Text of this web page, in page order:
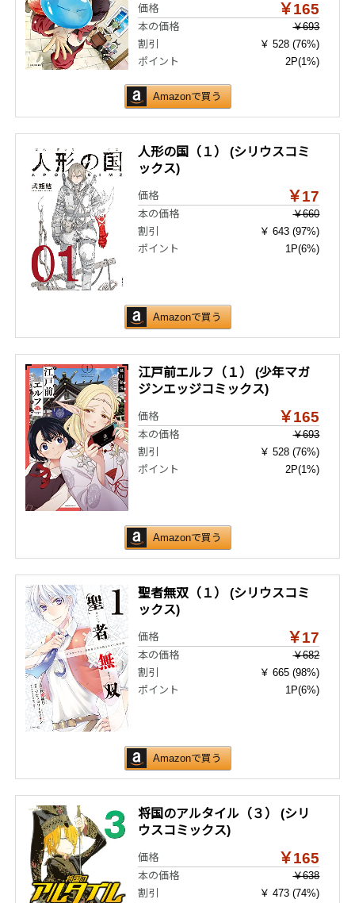
価格 ￥165
本の価格
￥693
割引
￥ 528 (76%)
ポイント
2P(1%)
Amazonで買う
人形の国（１） (シリウスコミ
ックス)
価格 ￥17
本の価格
￥660
割引
￥ 643 (97%)
ポイント
1P(6%)
Amazonで買う
江戸前エルフ（１） (少年マガ
ジンエッジコミックス)
価格 ￥165
本の価格
￥693
割引
￥ 528 (76%)
ポイント
2P(1%)
Amazonで買う
聖者無双（１） (シリウスコミ
ックス)
価格 ￥17
本の価格
￥682
割引
￥ 665 (98%)
ポイント
1P(6%)
Amazonで買う
将国のアルタイル（３） (シリ
ウスコミックス)
価格 ￥165
本の価格
￥638
割引
￥ 473 (74%)